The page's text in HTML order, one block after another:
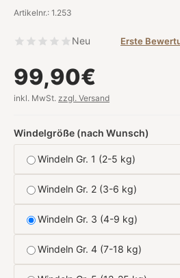
Artikelnr.: 1.253
Neu Erste
99,90€
inkl. MwSt. zzgl. Versand
Windelgröße (nach Wunsch)
Windeln Gr. 1 (2-5 kg)
Windeln Gr. 2 (3-6 kg)
Windeln Gr. 3 (4-9 kg)
Windeln Gr. 4 (7-18 kg)